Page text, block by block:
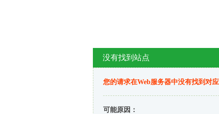
没有找到站点
您的请求在Web服务器中没有找到对
可能原因：